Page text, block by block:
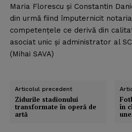
Maria Florescu şi Constantin
din urmă fiind împuternicit
competenţele ce derivă din
asociat unic şi administrator al
(Mihai SAVA)
Articolul precedent
Zidurile stadionului
transformate în operă de
artă
în